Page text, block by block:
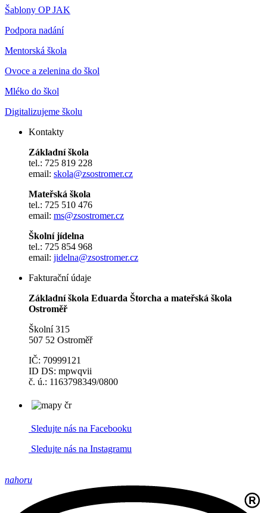
Šablony OP JAK
Podpora nadání
Mentorská škola
Ovoce a zelenina do škol
Mléko do škol
Digitalizujeme školu
Kontakty
Základní škola
tel.: 725 819 228
email: skola@zsostromer.cz
Mateřská škola
tel.: 725 510 476
email: ms@zsostromer.cz
Školní jídelna
tel.: 725 854 968
email: jidelna@zsostromer.cz
Fakturační údaje
Základní škola Eduarda Štorcha a mateřská škola
Ostroměř
Školní 315
507 52 Ostroměř
IČ: 70999121
ID DS: mpwqvii
č. ú.: 1163798349/0800
Sledujte nás na Facebooku
Sledujte nás na Instagramu
nahoru